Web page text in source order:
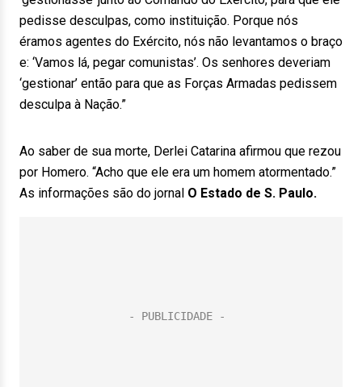
pedisse desculpas, como instituição. Porque nós
éramos agentes do Exército, nós não levantamos o braço
e: ‘Vamos lá, pegar comunistas’. Os senhores deveriam
‘gestionar’ então para que as Forças Armadas pedissem
desculpa à Nação.”
Ao saber de sua morte, Derlei Catarina afirmou que rezou
por Homero. “Acho que ele era um homem atormentado.”
As informações são do jornal O Estado de S. Paulo.